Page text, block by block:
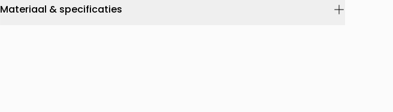
Materiaal & specificaties